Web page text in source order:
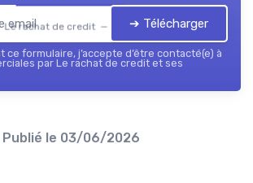
Le rachat de credit — 2026➔ Télécharger
ce formulaire, j’accepte d’être contacté(e) à
par Le rachat de credit et ses
Publié le 03/06/2026